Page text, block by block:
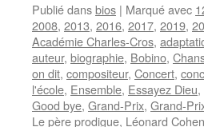
Publié dansbios | Marqué avec
2008, 2013, 2016, 2017, 2019,
Académie Charles-Cros,
auteur, biographie, Bobino,
on dit, compositeur, Concert,
l'école, Ensemble, Essayez Dieu,
Good bye, Grand-Prix, Grand-
Le père prodigue, Léonard Cohen